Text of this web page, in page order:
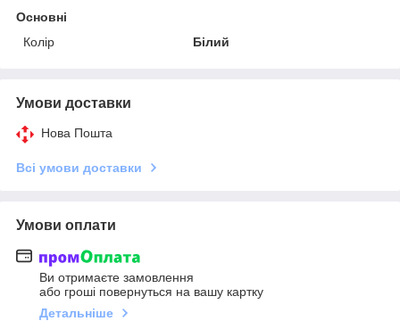
Основні
Колір
Білий
Умови доставки
Нова Пошта
Всі умови доставки
Умови оплати
Ви отримаєте замовлення
або гроші повернуться на вашу картку
Детальніше